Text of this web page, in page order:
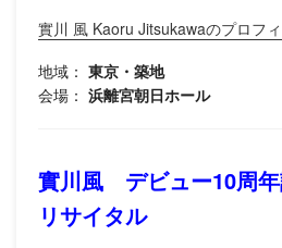
實川 風 Kaoru Jitsukawaのプロフ
地域： 東京・築地
会場： 浜離宮朝日ホール
實川風 デビュー10周
リサイタル